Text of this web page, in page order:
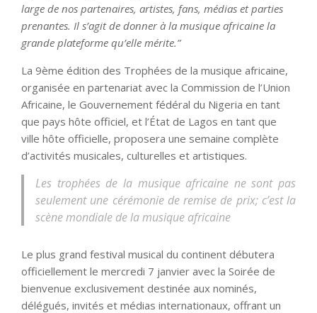
large de nos partenaires, artistes, fans, médias et parties
prenantes. Il s’agit de donner à la musique africaine la
grande plateforme qu’elle mérite.”
La 9ème édition des Trophées de la musique africaine,
organisée en partenariat avec la Commission de l’Union
Africaine, le Gouvernement fédéral du Nigeria en tant
que pays hôte officiel, et l’État de Lagos en tant que
ville hôte officielle, proposera une semaine complète
d’activités musicales, culturelles et artistiques.
Les trophées de la musique africaine ne sont pas
seulement une cérémonie de remise de prix; c’est la
scène mondiale de la musique africaine
Le plus grand festival musical du continent débutera
officiellement le mercredi 7 janvier avec la Soirée de
bienvenue exclusivement destinée aux nominés,
délégués, invités et médias internationaux, offrant un